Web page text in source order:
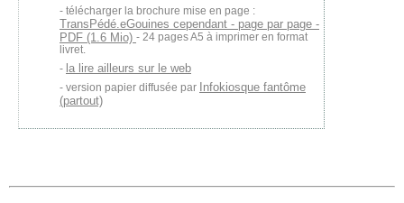
télécharger la brochure mise en page :
TransPédé.eGouines cependant - page par page -
PDF (1.6 Mio) - 24 pages A5 à imprimer en format
livret.
la lire ailleurs sur le web
version papier diffusée par Infokiosque fantôme
(partout)